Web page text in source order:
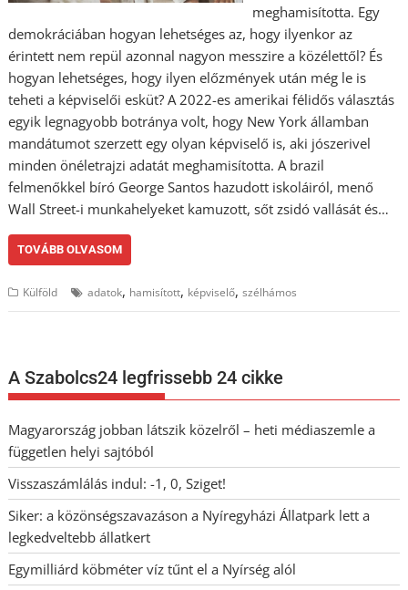
meghamisította. Egy
demokráciában hogyan lehetséges az, hogy ilyenkor az
érintett nem repül azonnal nagyon messzire a közélettől? És
hogyan lehetséges, hogy ilyen előzmények után még le is
teheti a képviselői esküt? A 2022-es amerikai félidős választás
egyik legnagyobb botránya volt, hogy New York államban
mandátumot szerzett egy olyan képviselő is, aki jószerivel
minden önéletrajzi adatát meghamisította. A brazil
felmenőkkel bíró George Santos hazudott iskoláiról, menő
Wall Street-i munkahelyeket kamuzott, sőt zsidó vallását és…
TOVÁBB OLVASOM
Külföld adatok, hamisított, képviselő,szélhámos
A Szabolcs24 legfrissebb 24 cikke
Magyarország jobban látszik közelről – heti médiaszemle a
független helyi sajtóból
Visszaszámlálás indul: -1, 0, Sziget!
Siker: a közönségszavazáson a Nyíregyházi Állatpark lett a
legkedveltebb állatkert
Egymilliárd köbméter víz tűnt el a Nyírség alól